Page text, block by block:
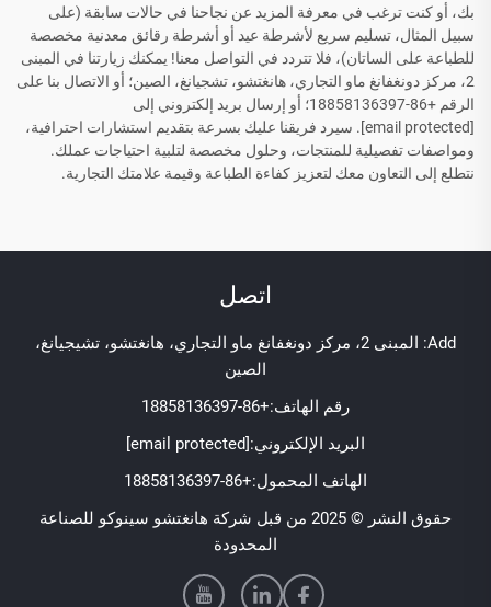
بك، أو كنت ترغب في معرفة المزيد عن نجاحنا في حالات سابقة (على
سبيل المثال، تسليم سريع لأشرطة عيد أو أشرطة رقائق معدنية مخصصة
للطباعة على الساتان)، فلا تتردد في التواصل معنا! يمكنك زيارتنا في المبنى
2، مركز دونغفانغ ماو التجاري، هانغتشو، تشجيانغ، الصين؛ أو الاتصال بنا على
الرقم +86-18858136397؛ أو إرسال بريد إلكتروني إلى
[email protected]
. سيرد فريقنا عليك بسرعة بتقديم استشارات احترافية،
ومواصفات تفصيلية للمنتجات، وحلول مخصصة لتلبية احتياجات عملك.
نتطلع إلى التعاون معك لتعزيز كفاءة الطباعة وقيمة علامتك التجارية.
اتصل
Add: المبنى 2، مركز دونغفانغ ماو التجاري، هانغتشو، تشيجيانغ،
الصين
رقم الهاتف:+86-18858136397
البريد الإلكتروني:[email protected]
الهاتف المحمول:+86-18858136397
حقوق النشر © 2025 من قبل شركة هانغتشو سينوكو للصناعة
المحدودة